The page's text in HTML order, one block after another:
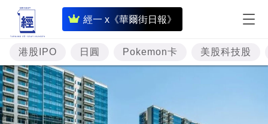
經一 x《華爾街日報》
即
時
財
經
專
題
港股IPO 日圓 Pokemon卡 美股科技股